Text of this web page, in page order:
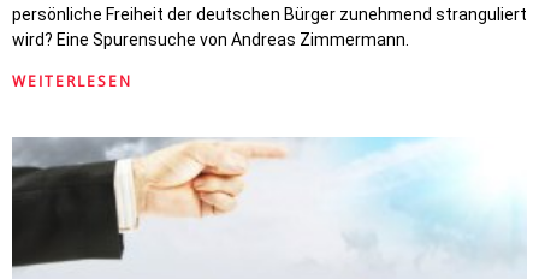
persönliche Freiheit der deutschen Bürger zunehmend stranguliert
wird? Eine Spurensuche von Andreas Zimmermann.
WEITERLESEN